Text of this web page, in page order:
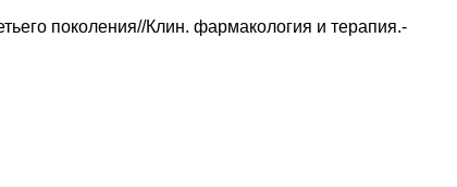
поколения//Клин. фармакология и терапия.-